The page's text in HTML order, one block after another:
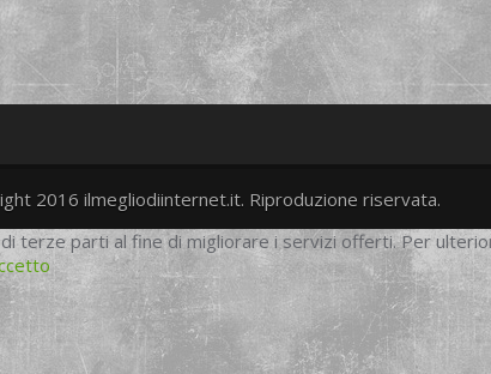
twittergoogleplus
facebook
2016 ilmegliodiinternet.it. Riproduzione riservata.
terze parti al fine di migliorare i servizi offerti. Per